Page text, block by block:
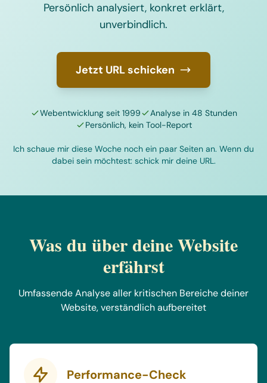
Persönlich analysiert, konkret erklärt,
unverbindlich.
Jetzt URL schicken
Webentwicklung seit 1999
Analyse in 48 Stunden
Persönlich, kein Tool-Report
Ich schaue mir diese Woche noch ein paar Seiten an. Wenn du
dabei sein möchtest: schick mir deine URL.
Was du über deine Website
erfährst
Umfassende Analyse aller kritischen Bereiche deiner
Website, verständlich aufbereitet
Performance-Check